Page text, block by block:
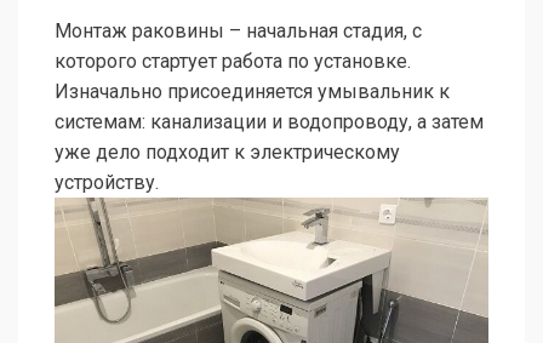
Монтаж раковины – начальная стадия, с
которого стартует работа по установке.
Изначально присоединяется умывальник к
системам: канализации и водопроводу, а затем
уже дело подходит к электрическому
устройству.